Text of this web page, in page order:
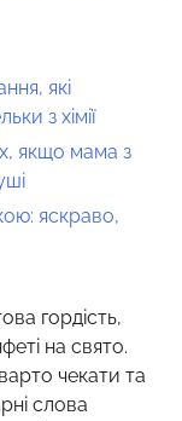
які
з хімії
якщо мама з
яскраво,
гордість,
на свято.
чекати та
слова